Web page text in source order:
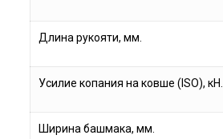
Длина рукояти, мм.
Усилие копания на ковше (ISO), кН.
Ширина башмака, мм.